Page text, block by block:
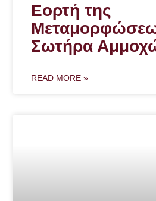
Εορτή της
Σωτήρα
READ MORE »